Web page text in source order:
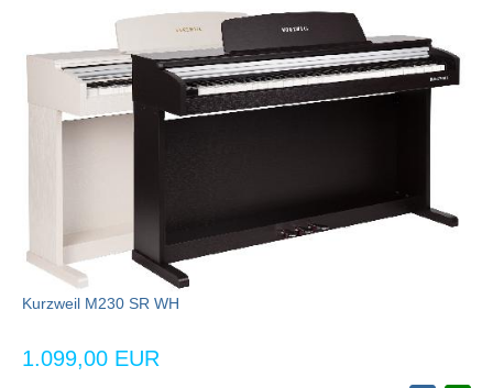
Kurzweil M230 SR WH
1.099,00 EUR